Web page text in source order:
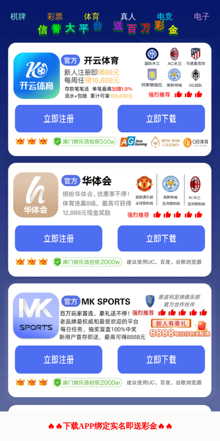
hi 💗
Hey Guys!
我们即将上线啦...
我们的网站正在建设.
它将是非常棒的网站.
联系我们!